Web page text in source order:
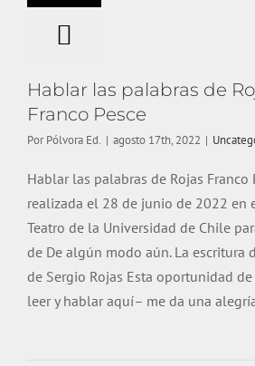
Hablar las palabras de
Franco Pesce
PorPólvora Ed. | agosto 17th, 2022 |
Hablar las palabras de Rojas Franco
realizada el 28 de junio de 2022 en
Teatro de la Universidad de Chile
de De algún modo aún. La escritura
de Sergio Rojas Esta oportunidad
leer y hablar aquí– me da una